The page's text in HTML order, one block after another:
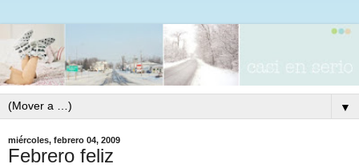
▼
miércoles, febrero 04, 2009
Febrero feliz